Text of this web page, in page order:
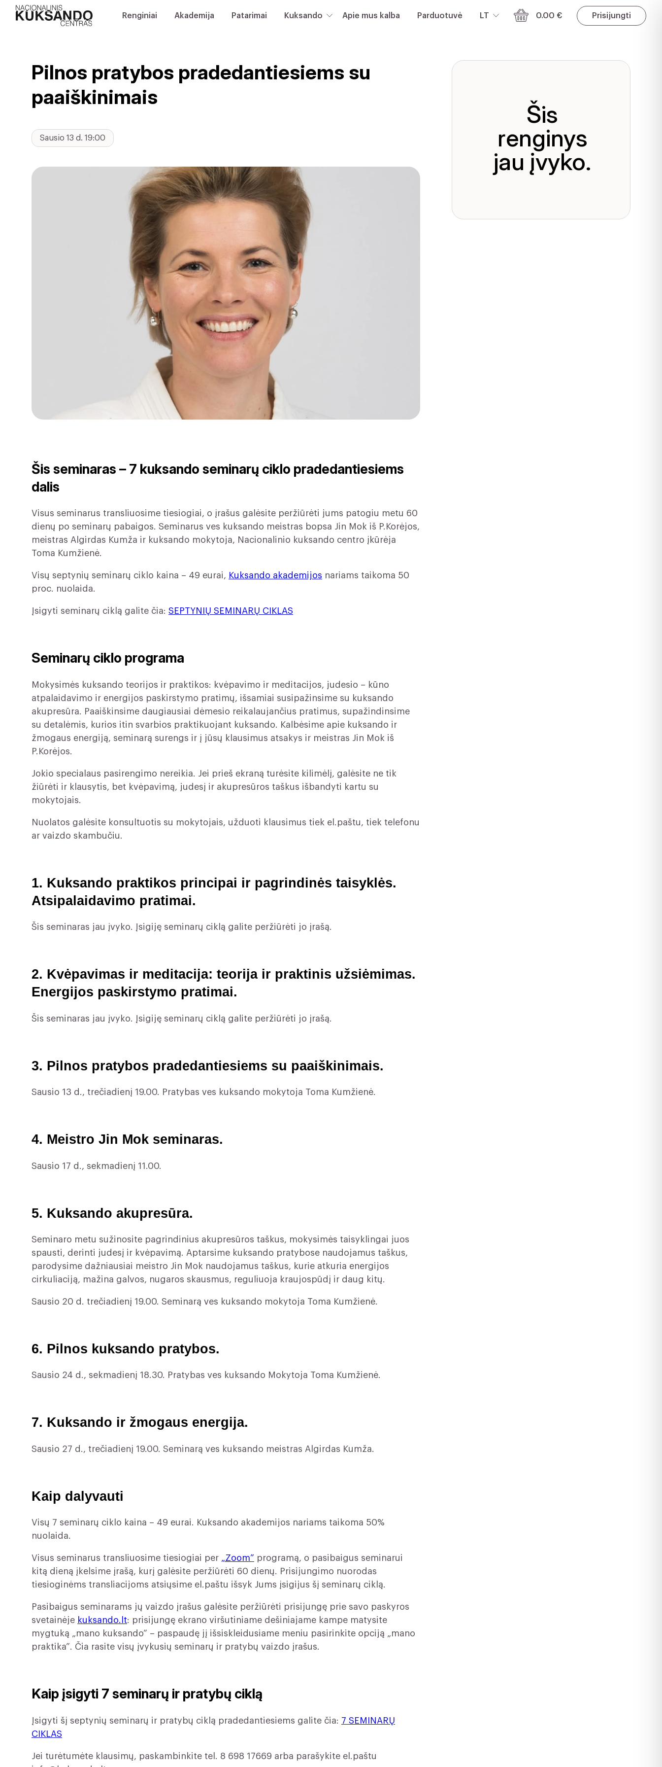
Renginiai Akademija Patarimai Kuksando Apie mus kalba Parduotuvė LT 0.00 € Prisijungti
Pilnos pratybos pradedantiesiems su
paaiškinimais
Sausio 13 d. 19:00
Šis seminaras – 7 kuksando seminarų ciklo pradedantiesiems
dalis
Visus seminarus transliuosime tiesiogiai, o įrašus galėsite peržiūrėti jums patogiu metu 60
dienų po seminarų pabaigos. Seminarus ves kuksando meistras bopsa Jin Mok iš P.Korėjos,
meistras Algirdas Kumža ir kuksando mokytoja, Nacionalinio kuksando centro įkūrėja
Toma Kumžienė.
Visų septynių seminarų ciklo kaina – 49 eurai, Kuksando akademijos nariams taikoma 50
proc. nuolaida.
Įsigyti seminarų ciklą galite čia: SEPTYNIŲ SEMINARŲ CIKLAS
Seminarų ciklo programa
Mokysimės kuksando teorijos ir praktikos: kvėpavimo ir meditacijos, judesio – kūno
atpalaidavimo ir energijos paskirstymo pratimų, išsamiai susipažinsime su kuksando
akupresūra. Paaiškinsime daugiausiai dėmesio reikalaujančius pratimus, supažindinsime
su detalėmis, kurios itin svarbios praktikuojant kuksando. Kalbėsime apie kuksando ir
žmogaus energiją, seminarą surengs ir į jūsų klausimus atsakys ir meistras Jin Mok iš
P.Korėjos.
Jokio specialaus pasirengimo nereikia. Jei prieš ekraną turėsite kilimėlį, galėsite ne tik
žiūrėti ir klausytis, bet kvėpavimą, judesį ir akupresūros taškus išbandyti kartu su
mokytojais.
Nuolatos galėsite konsultuotis su mokytojais, užduoti klausimus tiek el.paštu, tiek telefonu
ar vaizdo skambučiu.
1. Kuksando praktikos principai ir pagrindinės taisyklės.
Atsipalaidavimo pratimai.
Šis seminaras jau įvyko. Įsigiję seminarų ciklą galite peržiūrėti jo įrašą.
2. Kvėpavimas ir meditacija: teorija ir praktinis užsiėmimas.
Energijos paskirstymo pratimai.
Šis seminaras jau įvyko. Įsigiję seminarų ciklą galite peržiūrėti jo įrašą.
3. Pilnos pratybos pradedantiesiems su paaiškinimais.
Sausio 13 d., trečiadienį 19.00. Pratybas ves kuksando mokytoja Toma Kumžienė.
4. Meistro Jin Mok seminaras.
Sausio 17 d., sekmadienį 11.00.
5. Kuksando akupresūra.
Seminaro metu sužinosite pagrindinius akupresūros taškus, mokysimės taisyklingai juos
spausti, derinti judesį ir kvėpavimą. Aptarsime kuksando pratybose naudojamus taškus,
parodysime dažniausiai meistro Jin Mok naudojamus taškus, kurie atkuria energijos
cirkuliaciją, mažina galvos, nugaros skausmus, reguliuoja kraujospūdį ir daug kitų.
Sausio 20 d. trečiadienį 19.00. Seminarą ves kuksando mokytoja Toma Kumžienė.
6. Pilnos kuksando pratybos.
Sausio 24 d., sekmadienį 18.30. Pratybas ves kuksando Mokytoja Toma Kumžienė.
7. Kuksando ir žmogaus energija.
Sausio 27 d., trečiadienį 19.00. Seminarą ves kuksando meistras Algirdas Kumža.
Kaip dalyvauti
Visų 7 seminarų ciklo kaina – 49 eurai. Kuksando akademijos nariams taikoma 50%
nuolaida.
Visus seminarus transliuosime tiesiogiai per „Zoom” programą, o pasibaigus seminarui
kitą dieną įkelsime įrašą, kurį galėsite peržiūrėti 60 dienų. Prisijungimo nuorodas
tiesioginėms transliacijoms atsiųsime el.paštu išsyk Jums įsigijus šį seminarų ciklą.
Pasibaigus seminarams jų vaizdo įrašus galėsite peržiūrėti prisijungę prie savo paskyros
svetainėje kuksando.lt: prisijungę ekrano viršutiniame dešiniajame kampe matysite
mygtuką „mano kuksando” – paspaudę jį išsiskleidusiame meniu pasirinkite opciją „mano
praktika”. Čia rasite visų įvykusių seminarų ir pratybų vaizdo įrašus.
Kaip įsigyti 7 seminarų ir pratybų ciklą
Įsigyti šį septynių seminarų ir pratybų ciklą pradedantiesiems galite čia: 7 SEMINARŲ
CIKLAS
Jei turėtumėte klausimų, paskambinkite tel. 8 698 17669 arba parašykite el.paštu
Šis
renginys
jau įvyko.